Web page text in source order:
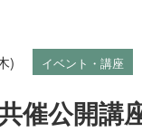
) イベント・講座
催公開講